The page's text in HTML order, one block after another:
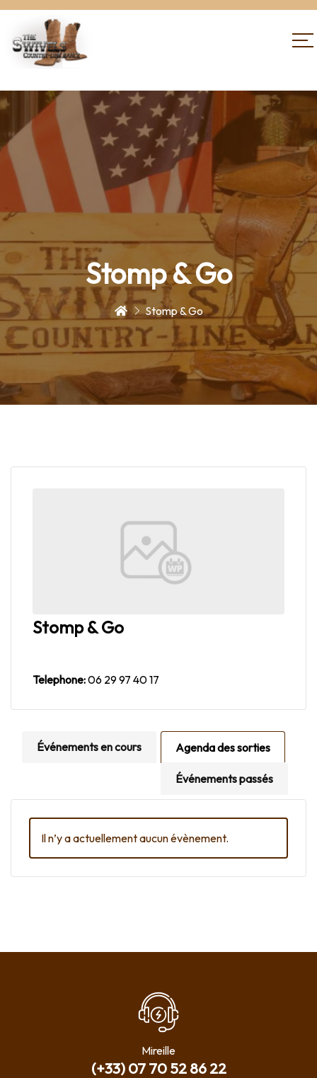
Stomp & Go
Stomp & Go
Stomp & Go
Telephone:06 29 97 40 17
Événements en cours Agenda des sorties
Événements passés
Il n’y a actuellement aucun évènement.
Mireille
(+33) 07 70 52 86 22